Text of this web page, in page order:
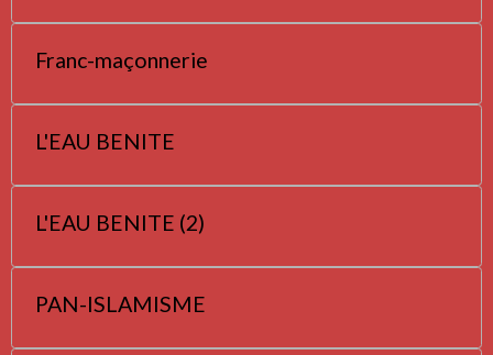
Franc-maçonnerie
L'EAU BENITE
L'EAU BENITE (2)
PAN-ISLAMISME